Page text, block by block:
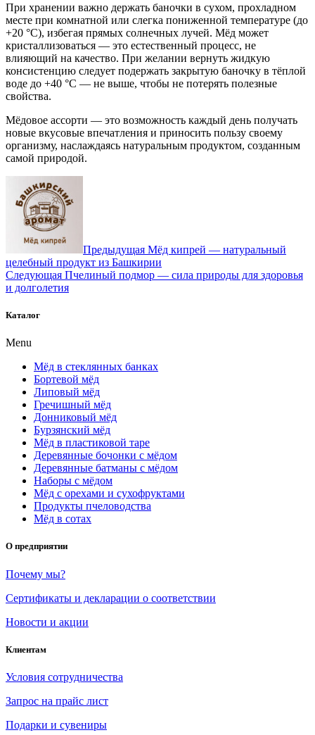
При хранении важно держать баночки в сухом, прохладном
месте при комнатной или слегка пониженной температуре (до
+20 °C), избегая прямых солнечных лучей. Мёд может
кристаллизоваться — это естественный процесс, не
влияющий на качество. При желании вернуть жидкую
консистенцию следует подержать закрытую баночку в тёплой
воде до +40 °C — не выше, чтобы не потерять полезные
свойства.
Мёдовое ассорти — это возможность каждый день получать
новые вкусовые впечатления и приносить пользу своему
организму, наслаждаясь натуральным продуктом, созданным
самой природой.
Навигация
по
записям
Предыдущая Мёд кипрей — натуральный
целебный продукт из Башкирии
Следующая Пчелиный подмор — сила природы для здоровья
и долголетия
Каталог
Menu
Мёд в стеклянных банках
Бортевой мёд
Липовый мёд
Гречишный мёд
Донниковый мёд
Бурзянский мёд
Мёд в пластиковой таре
Деревянные бочонки с мёдом
Деревянные батманы с мёдом
Наборы с мёдом
Мёд с орехами и сухофруктами
Продукты пчеловодства
Мёд в сотах
О предприятии
Почему мы?
Сертификаты и декларации о соответствии
Новости и акции
Клиентам
Условия сотрудничества
Запрос на прайс лист
Подарки и сувениры